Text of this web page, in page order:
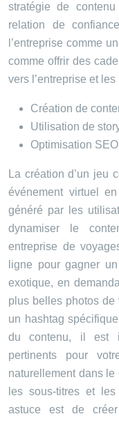
stratégie de
relation de
l’entreprise comme
comme offrir des
vers l’entreprise et
Création de
Utilisation de
Optimisation
La création d’un jeu
événement virtuel
généré par les
dynamiser le
entreprise de
ligne pour gagner
exotique, en
plus belles photos de
un hashtag
du contenu, il est
pertinents pour
naturellement dans
les sous-titres et
astuce est de